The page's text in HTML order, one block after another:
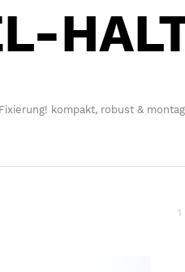
kompakt, robust &